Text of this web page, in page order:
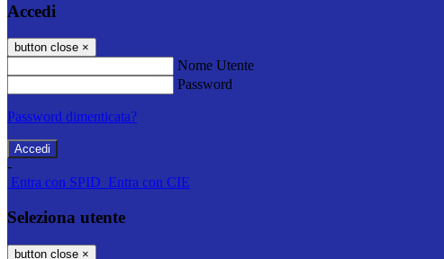
Accedi
button close ×
Nome Utente
Password
Password dimenticata?
-
Entra con SPID Entra con CIE
Seleziona utente
button close ×